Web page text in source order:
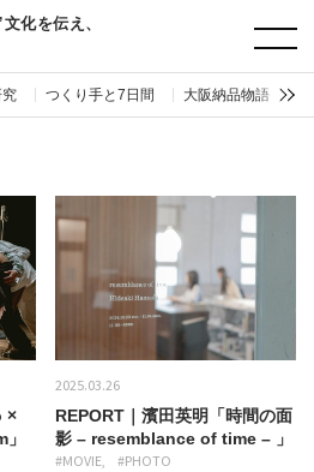
化を伝え、
つくり手と7日間 大阪納品物語
×
2025.03.26
REPORT｜濱田英明「時間の面
影 – resemblance of time – 」
#MOVIE #PHOTO